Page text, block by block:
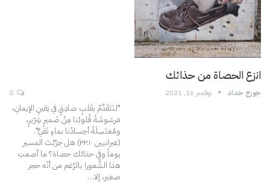
انزع الحصاة من حذائك
جورج حداد نوفمبر 16, 2021
"لنَتَقَدَّمْ بقَلبٍ صادِقٍ في يَقينِ الإيمانِ،
مَرشوشَةً قُلوبُنا مِنْ ضَميرٍ شِرّيرٍ،
ومُغتَسِلَةً أجسادُنا بماءٍ نَقيٍّ".
(عبرانيين ٢۲:١٠)
هل جرَّبْتَ المسير
يوماً وفي حذائك حصاة؟ ما أصعبَ
هذا الشُّعور! بالرَّغم من أنّه حجر
صغير، إلا…